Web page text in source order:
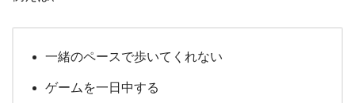
一緒のペースで歩いてくれない
ゲームを一日中する